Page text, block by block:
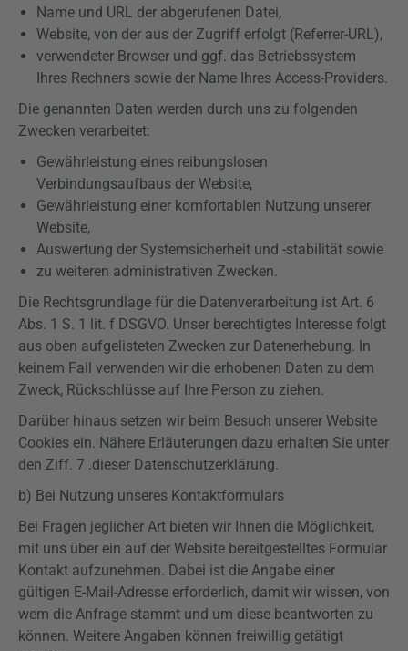
Name und URL der abgerufenen Datei,
Website, von der aus der Zugriff erfolgt (Referrer-URL),
verwendeter Browser und ggf. das Betriebssystem
Ihres Rechners sowie der Name Ihres Access-Providers.
Die genannten Daten werden durch uns zu folgenden
Zwecken verarbeitet:
Gewährleistung eines reibungslosen
Verbindungsaufbaus der Website,
Gewährleistung einer komfortablen Nutzung unserer
Website,
Auswertung der Systemsicherheit und -stabilität sowie
zu weiteren administrativen Zwecken.
Die Rechtsgrundlage für die Datenverarbeitung ist Art. 6
Abs. 1 S. 1 lit. f DSGVO. Unser berechtigtes Interesse folgt
aus oben aufgelisteten Zwecken zur Datenerhebung. In
keinem Fall verwenden wir die erhobenen Daten zu dem
Zweck, Rückschlüsse auf Ihre Person zu ziehen.
Darüber hinaus setzen wir beim Besuch unserer Website
Cookies ein. Nähere Erläuterungen dazu erhalten Sie unter
den Ziff. 7 .dieser Datenschutzerklärung.
b) Bei Nutzung unseres Kontaktformulars
Bei Fragen jeglicher Art bieten wir Ihnen die Möglichkeit,
mit uns über ein auf der Website bereitgestelltes Formular
Kontakt aufzunehmen. Dabei ist die Angabe einer
gültigen E-Mail-Adresse erforderlich, damit wir wissen, von
wem die Anfrage stammt und um diese beantworten zu
können. Weitere Angaben können freiwillig getätigt